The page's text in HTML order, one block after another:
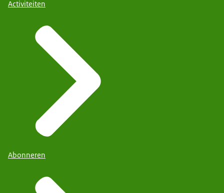
Activiteiten
Abonneren